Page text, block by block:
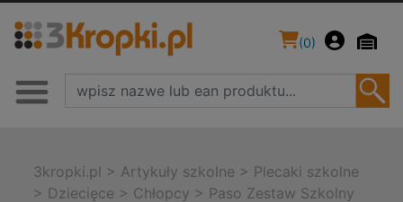
(0)
3kropki.pl > Artykuły szkolne > Plecaki szkolne
> Dziecięce > Chłopcy > Paso Zestaw Szkolny